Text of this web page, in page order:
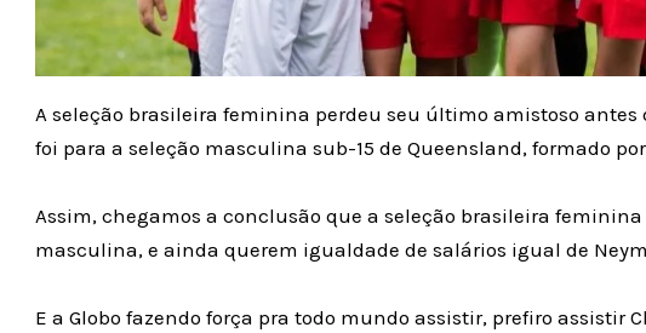
A seleção brasileira feminina perdeu seu último amistoso antes
foi para a seleção masculina sub-15 de Queensland, formado por
Assim, chegamos a conclusão que a seleção brasileira
masculina, e ainda querem igualdade de salários igual de
E a Globo fazendo força pra todo mundo assistir, prefiro assistir